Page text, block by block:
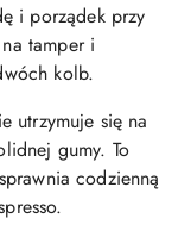
i porządek przy
tamper i
kolb.
utrzymuje się na
gumy. To
codzienną